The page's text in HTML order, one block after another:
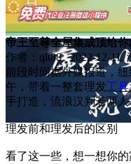
帝王至尊全屋集成顶给
作者：qlt88 2022-12-11
前段时间据外媒报道，
午，带着一整套理发工具
手打造，流浪汉判若两人
理发前和理发后的区别
看了这一些，想一想你